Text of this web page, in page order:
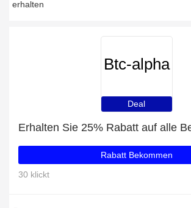
erhalten
Btc-alpha
Deal
Rabatt Bekommen
30 klickt